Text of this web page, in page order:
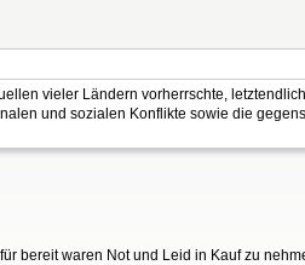
vieler Ländern vorherrschte,
und sozialen Konflikte sowie die
bereit waren Not und Leid in Kauf zu